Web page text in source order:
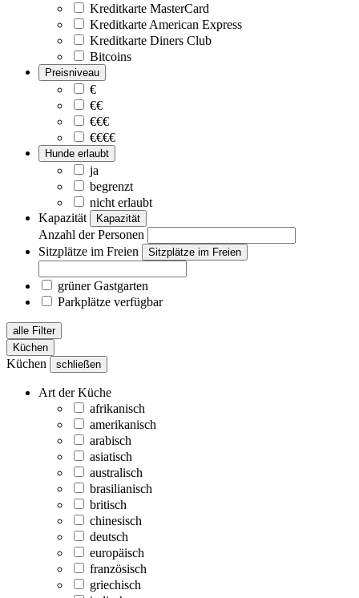
Kreditkarte MasterCard
Kreditkarte American Express
Kreditkarte Diners Club
Bitcoins
Preisniveau
€
€€
€€€
€€€€
Hunde erlaubt
ja
begrenzt
nicht erlaubt
Kapazität
Kapazität
Anzahl der Personen
Sitzplätze im Freien
Sitzplätze im Freien
grüner Gastgarten
Parkplätze verfügbar
alle Filter
Küchen
Küchen schließen
Art der Küche
afrikanisch
amerikanisch
arabisch
asiatisch
australisch
brasilianisch
britisch
chinesisch
deutsch
europäisch
französisch
griechisch